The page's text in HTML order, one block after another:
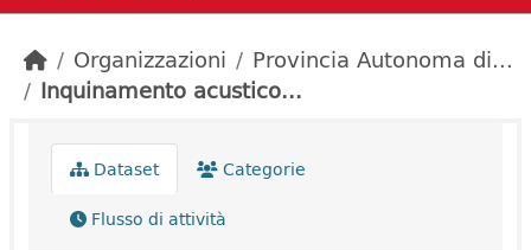
Organizzazioni
Provincia Autonoma di...
Inquinamento acustico...
Dataset
Categorie
Flusso di attività